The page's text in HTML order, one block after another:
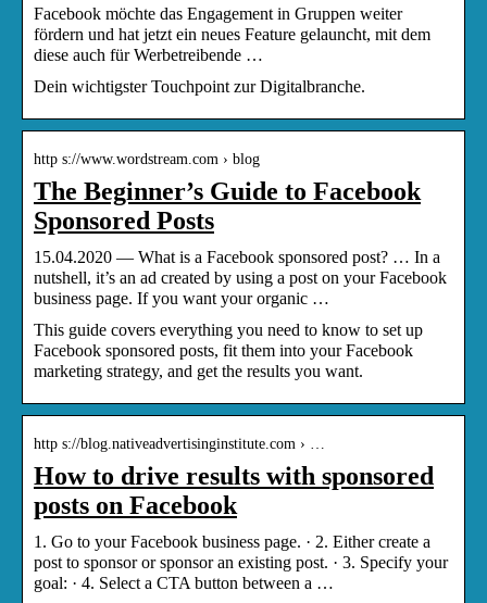
Facebook möchte das Engagement in Gruppen weiter
fördern und hat jetzt ein neues Feature gelauncht, mit dem
diese auch für Werbetreibende …
Dein wichtigster Touchpoint zur Digitalbranche.
http s://www.wordstream.com › blog
The Beginner’s Guide to Facebook
Sponsored Posts
15.04.2020 — What is a Facebook sponsored post? … In a
nutshell, it’s an ad created by using a post on your Facebook
business page. If you want your organic …
This guide covers everything you need to know to set up
Facebook sponsored posts, fit them into your Facebook
marketing strategy, and get the results you want.
http s://blog.nativeadvertisinginstitute.com › …
How to drive results with sponsored
posts on Facebook
1. Go to your Facebook business page. · 2. Either create a
post to sponsor or sponsor an existing post. · 3. Specify your
goal: · 4. Select a CTA button between a …